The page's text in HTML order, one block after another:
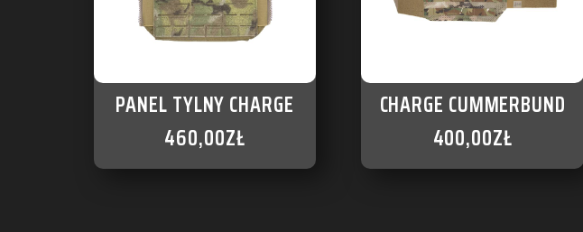
PANEL TYLNY CHARGE
460,00ZŁ
CHARGE CUMMERBUND
400,00ZŁ